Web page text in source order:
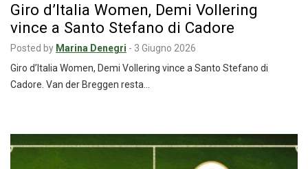
Giro d’Italia Women, Demi Vollering
vince a Santo Stefano di Cadore
Posted by Marina Denegri - 3 Giugno 2026
Giro d’Italia Women, Demi Vollering vince a Santo Stefano di
Cadore. Van der Breggen resta…